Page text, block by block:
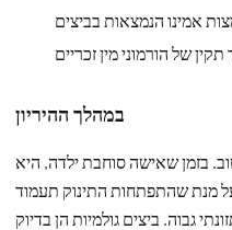
אמינו הנמצאות בביצים
במהלך ההיריון
בזמן שאישה סוחבת ילדה, היא
מנת שהתפתחות התינוק תעמוד
גבוה. ביצים גולמיות הן בדיוק